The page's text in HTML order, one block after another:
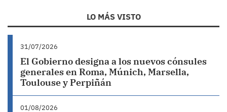
LO MÁS VISTO
31/07/2026
El Gobierno designa a los nuevos cónsules
generales en Roma, Múnich, Marsella,
Toulouse y Perpiñán
01/08/2026